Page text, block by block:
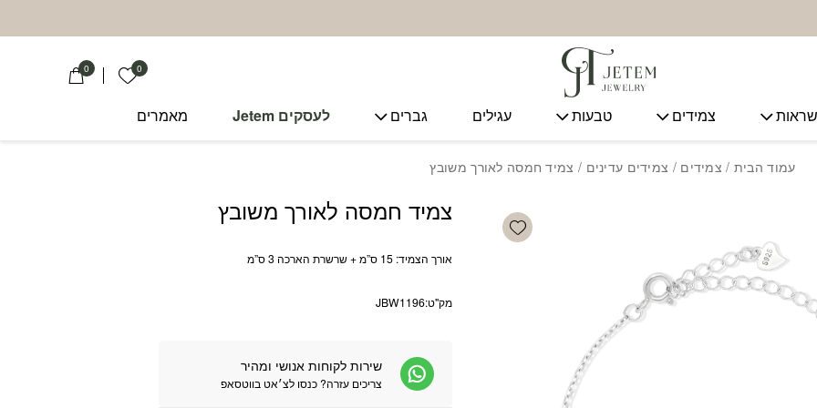
0 הרשימה שלי
0
צמידים טבעות עגילים גברים לעסקים Jetem מאמרים
עמוד הבית / צמידים / צמידים עדינים / צמיד חמסה לאורך משובץ
צמיד חמסה לאורך משובץ
אורך הצמיד: 15 ס”מ + שרשרת הארכה 3 ס”מ
מק"ט:JBW1196
שירות לקוחות אנושי ומהיר
צריכים עזרה? כנסו לצ׳אט בווטסאפ
Add wishlist